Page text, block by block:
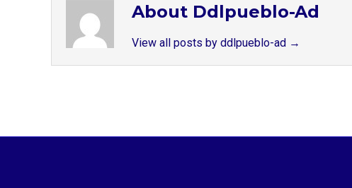
About Ddlpueblo-Ad
View all posts by ddlpueblo-ad →